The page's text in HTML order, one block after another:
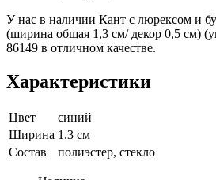
У нас в наличии Кант с люрексом и
(ширина общая 1,3 см/ декор 0,5 см)
86149 в отличном качестве.
Характеристики
Цвет
синий
Ширина 1.3 см
Состав
полиэстер, стекло